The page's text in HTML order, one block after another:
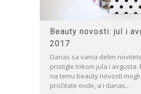
Beauty novosti: jul i
2017
Danas sa vama delim
pristigle tokom jula i avgusta.
na temu beauty novosti
pročitate ovde, a i danas...